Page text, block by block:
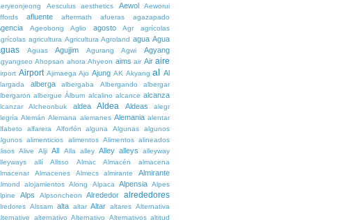
Aesculus aesthetics Aewol
Aeworui
afluente aftermath afueras agazapado
Ageobong Aglio agosto Agr
agrícolas
agricultura Agricultura Agroland agua Agua
Aguas Agujjim Agurang Agwi Agyang
Ahopsan ahora Ahyeon aims air Air aire
Airport Ajimaega Ajo Ajung AK Akyang al Al
alberga albergaba Albergando
albergar
albergue Álbum alcalino alcance alcanza
Alcheonbuk aldea Aldea Aldeas
alegr
Alemán Alemana alemanes Alemania alentar
alfarera Alforfón alguna Algunas
algunos
alimenticios alimentos Alimentos alineados
Alive Alji All Alla alley Alley alleys
alleyway
allí Allsso Almac Almacén
almacena
Almacenes Almecs almirante Almirante
alojamientos Along Alpaca Alpensia Alpes
Alps Alpsoncheon Alrededor alrededores
Alssam alta altar Altar altares Alternativa
alternativo Alternativo Alternativos altitud